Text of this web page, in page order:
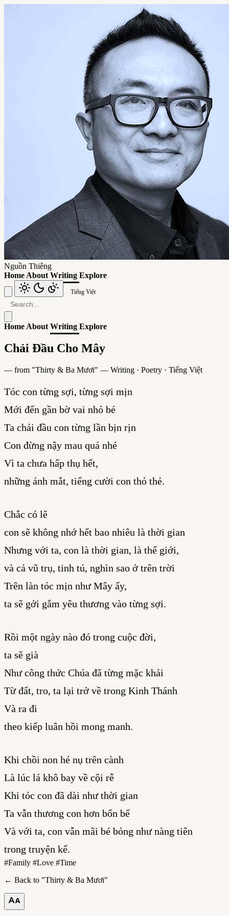
Nguồn Thiêng
Home About Writing Explore
Tiếng Việt
Home About Writing Explore
Chải Đầu Cho Mây
— from "Thirty & Ba Mươi" —Writing · Poetry · Tiếng Việt
Tóc con từng sợi, từng sợi mịn
Mới đến gần bờ vai nhỏ bé
Ta chải đầu con từng lần bịn rịn
Con đừng nậy mau quá nhé
Vì ta chưa hấp thụ hết,
những ánh mắt, tiếng cười con thỏ thẻ.
Chắc có lẽ
con sẽ không nhớ hết bao nhiêu là thời gian
Nhưng với ta, con là thời gian, là thế giới,
và cả vũ trụ, tinh tú, nghìn sao ở trên trời
Trên làn tóc mịn như Mây ấy,
ta sẽ gởi gắm yêu thương vào từng sợi.
Rồi một ngày nào đó trong cuộc đời,
ta sẽ già
Như công thức Chúa đã từng mặc khải
Từ đất, tro, ta lại trở về trong Kinh Thánh
Và ra đi
theo kiếp luân hồi mong manh.
Khi chồi non hé nụ trên cành
Là lúc lá khô bay về cội rễ
Khi tóc con đã dài như thời gian
Ta vẫn thương con hơn bốn bể
Và với ta, con vẫn mãi bé bỏng như nàng tiên
trong truyện kể.
#Family #Love #Time
← Back to "Thirty & Ba Mươi"